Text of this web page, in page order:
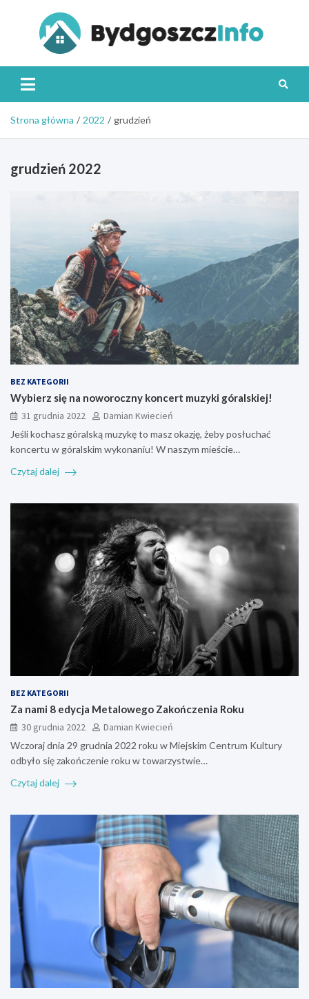
Strona główna 2022 grudzień
grudzień 2022
BEZ KATEGORII
Wybierz się na noworoczny koncert muzyki góralskiej!
31 grudnia 2022
Damian Kwiecień
Jeśli kochasz góralską muzykę to masz okazję, żeby posłuchać
koncertu w góralskim wykonaniu! W naszym mieście…
Czytaj dalej
BEZ KATEGORII
Za nami 8 edycja Metalowego Zakończenia Roku
30 grudnia 2022
Damian Kwiecień
Wczoraj dnia 29 grudnia 2022 roku w Miejskim Centrum Kultury
odbyło się zakończenie roku w towarzystwie…
Czytaj dalej